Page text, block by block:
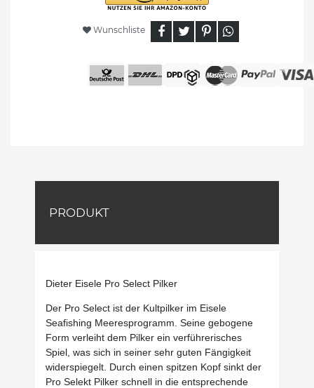
Wunschliste
PRODUKT
Dieter Eisele Pro Select Pilker
Der Pro Select ist der Kultpilker im Eisele
Seafishing Meeresprogramm. Seine gebogene
Form verleiht dem Pilker ein verführerisches
Spiel, was sich in seiner sehr guten Fängigkeit
widerspiegelt. Durch einen spitzen Kopf sinkt der
Pro Selekt Pilker schnell in die entsprechende